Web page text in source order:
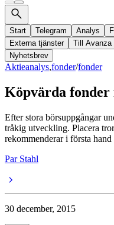
Start Telegram Analys
Externa tjänster
Till Avanza
Nyhetsbrev
Aktieanalys,fonder/fonder
Köpvärda
Efter stora börsuppgångar
tråkig utveckling. Placera
rekommenderar i första
Par Stahl
30 december, 2015